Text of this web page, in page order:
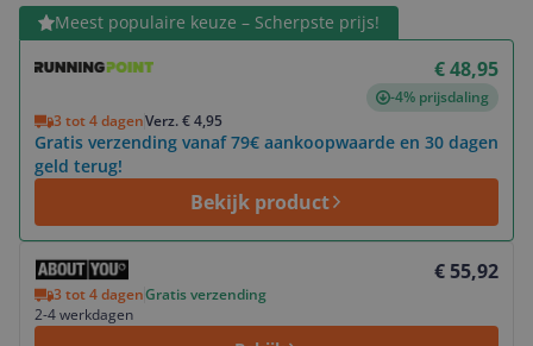
Meest populaire keuze – Scherpste prijs!
€ 48,95
-4% prijsdaling
3 tot 4 dagenVerz. € 4,95
Gratis verzending vanaf 79€ aankoopwaarde en 30 dagen
geld terug!
Bekijk product
Bekijk product
€ 55,92
3 tot 4 dagenGratis verzending
2-4 werkdagen
Bekijk product